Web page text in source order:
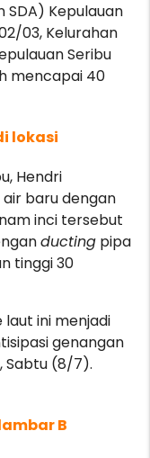
SDA) Kepulauan
03, Kelurahan
Seribu
mencapai 40
lokasi
Hendri
baru dengan
inci tersebut
ducting pipa
tinggi 30
laut ini menjadi
genangan
Sabtu (8/7).
B